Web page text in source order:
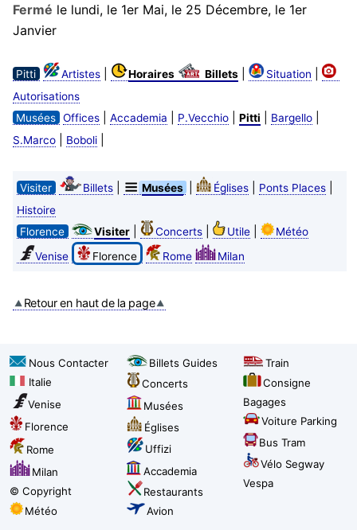
Fermé le lundi, le 1er Mai, le 25 Décembre, le 1er
Janvier
Pitti Artistes| Horaires Billets| Situation
Autorisations
Musées Offices| Accademia P.Vecchio| Pitti Bargello|
S.Marco| Boboli|
Visiter Billets| Musées Églises| Ponts Places|
Histoire
Florence
Visiter| Concerts| Utile|
Météo
Venise
Florence Rome Milan
Retour en haut de la page
Nous Contacter
Italie
Venise
Florence
Rome
Milan
© Copyright
Météo
Billets Guides
Concerts
Musées
Églises
Uffizi
Accademia
Restaurants
Avion
Train
Consigne
Bagages
Voiture Parking
Bus Tram
Vélo Segway
Vespa